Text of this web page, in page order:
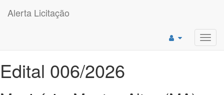
Alerta Licitação
Edital 006/2026